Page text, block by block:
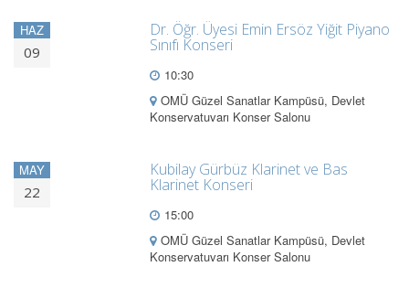
HAZ
09
Dr. Öğr. Üyesi Emin Ersöz Yiğit Piyano
Sınıfı Konseri
10:30
OMÜ Güzel Sanatlar Kampüsü, Devlet
Konservatuvarı Konser Salonu
MAY
22
Kubilay Gürbüz Klarinet ve Bas
Klarinet Konseri
15:00
OMÜ Güzel Sanatlar Kampüsü, Devlet
Konservatuvarı Konser Salonu